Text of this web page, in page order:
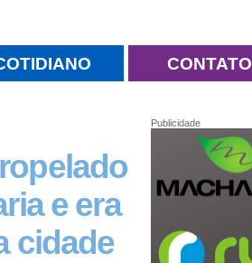
CONTATO
e era
cidade
Publicidade